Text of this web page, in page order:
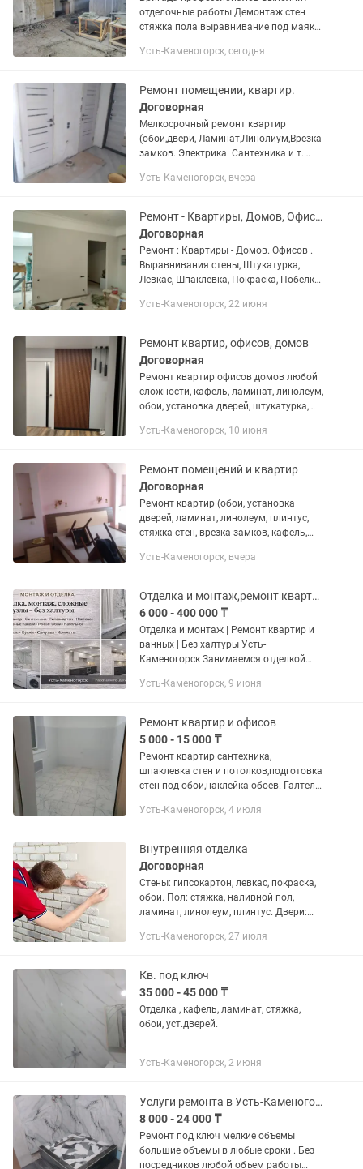
отделочные работы.Демонтаж стен
стяжка пола выравнивание под маяк
левкас обои декор.штукатурка
Усть-Каменогорск, сегодня
Ремонт помещении, квартир.
Договорная
Мелкосрочный ремонт квартир
(обои,двери, Ламинат,Линолиум,Врезка
замков. Электрика. Сантехника и т.
цены.Выезд/оценка бесплатно.
Усть-Каменогорск, вчера
Ремонт - Квартиры, Домов, Офисов
Договорная
Ремонт : Квартиры - Домов. Офисов .
Выравнивания стены, Штукатурка,
Левкас, Шпаклевка, Покраска, Побелка,
Наливной пол, Линолеум, Ламинат,
Усть-Каменогорск, 22 июня
Ремонт квартир, офисов, домов
Договорная
Ремонт квартир офисов домов любой
сложности, кафель, ламинат, линолеум,
обои, установка дверей, штукатурка,
Усть-Каменогорск, 10 июня
Ремонт помещений и квартир
Договорная
Ремонт квартир (обои, установка
дверей, ламинат, линолеум, плинтус,
стяжка стен, врезка замков, кафель,
выходных. Доступные цены. Выезд/
Усть-Каменогорск, вчера
Отделка и монтаж,ремонт квартир и ванных Усть-Каменогорск
6 000 - 400 000 ₸
Отделка и монтаж | Ремонт квартир и
ванных | Без халтуры Усть-
Каменогорск Занимаемся отделкой
аккуратно, по уму, без спешки и
не...
Усть-Каменогорск, 9 июня
Ремонт квартир и офисов
5 000 - 15 000 ₸
Ремонт квартир сантехника,
шпаклевка стен и потолков,подготовка
стен под обои,наклейка обоев. Галтель,
пол.Быстро! Качественно и Не дорого!
Усть-Каменогорск, 4 июля
Внутренняя отделка
Договорная
Стены: гипсокартон, левкас, покраска,
обои. Пол: стяжка, наливной пол,
ламинат, линолеум, плинтус. Двери:
сантехника, кафель, керамогранит,
Усть-Каменогорск, 27 июля
Кв. под ключ
35 000 - 45 000 ₸
Отделка , кафель, ламинат, стяжка,
обои, уст.дверей.
Усть-Каменогорск, 2 июня
Услуги ремонта в Усть-Каменогорске
8 000 - 24 000 ₸
Ремонт под ключ мелкие объемы
большие объемы в любые сроки . Без
посредников любой объем работы